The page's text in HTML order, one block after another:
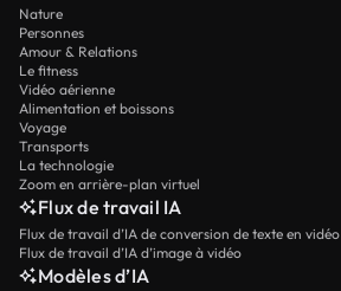
Nature
Personnes
Amour & Relations
Le fitness
Vidéo aérienne
Alimentation et boissons
Voyage
Transports
La technologie
Zoom en arrière-plan virtuel
Flux de travail IA
Flux de travail d’IA de conversion de texte en vidéo
Flux de travail d’IA d’image à vidéo
Modèles d’IA